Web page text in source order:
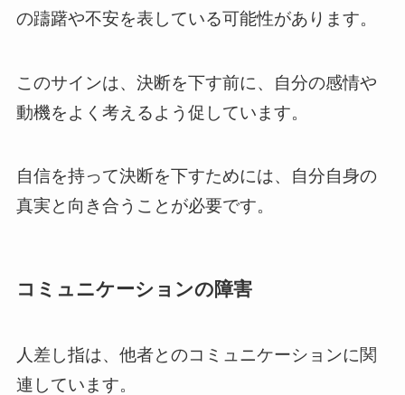
の躊躇や不安を表している可能性があります。
このサインは、決断を下す前に、自分の感情や
動機をよく考えるよう促しています。
自信を持って決断を下すためには、自分自身の
真実と向き合うことが必要です。
コミュニケーションの障害
人差し指は、他者とのコミュニケーションに関
連しています。